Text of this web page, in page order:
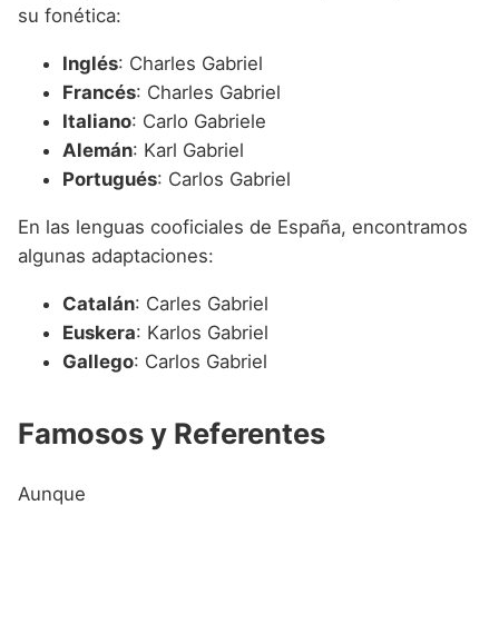
su fonética:
Inglés: Charles Gabriel
Francés: Charles Gabriel
Italiano: Carlo Gabriele
Alemán: Karl Gabriel
Portugués: Carlos Gabriel
En las lenguas cooficiales de España, encontramos
algunas adaptaciones:
Catalán: Carles Gabriel
Euskera: Karlos Gabriel
Gallego: Carlos Gabriel
Famosos y Referentes
Aunque